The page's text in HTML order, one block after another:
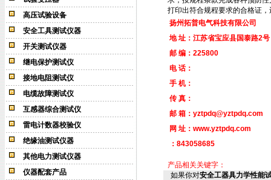
高压试验设备
安全工具测试仪器
开关测试仪器
继电保护测试仪
接地电阻测试仪
电缆故障测试仪
互感器综合测试仪
雷电计数器校验仪
绝缘油测试仪器
其他电力测试仪器
仪器配套产品
打印出符合规程要求的合格证
扬州拓普电气科技有限公司
地 址：江苏省宝应县国泰路2号
邮 编： 225800
电 话：
手 机：
传 真：
邮 箱： yztpdq@yztpdq.com
网 址： www.yztpdq.com
：843058685
产品相关关键字：
如果你对安全工器具力学性能